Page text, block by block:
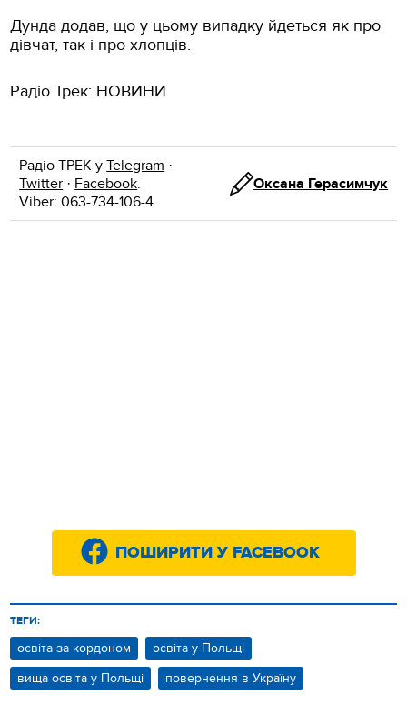
Дунда додав, що у цьому випадку йдеться як про
дівчат, так і про хлопців.
Радіо Трек: НОВИНИ
Радіо ТРЕК уTelegram ·
Twitter · Facebook.
Viber: 063-734-106-4
Оксана Герасимчук
ПОШИРИТИ У FACEBOOK
ТЕГИ:
освіта за кордоном
освіта у Польщі
вища освіта у Польщі
повернення в Україну